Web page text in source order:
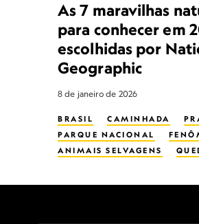
As 7 maravilhas
para conhecer em
escolhidas por
Geographic
8 de janeiro de 2026
BRASIL CAMINHADA
PARQUE NACIONAL
ANIMAIS SELVAGENS